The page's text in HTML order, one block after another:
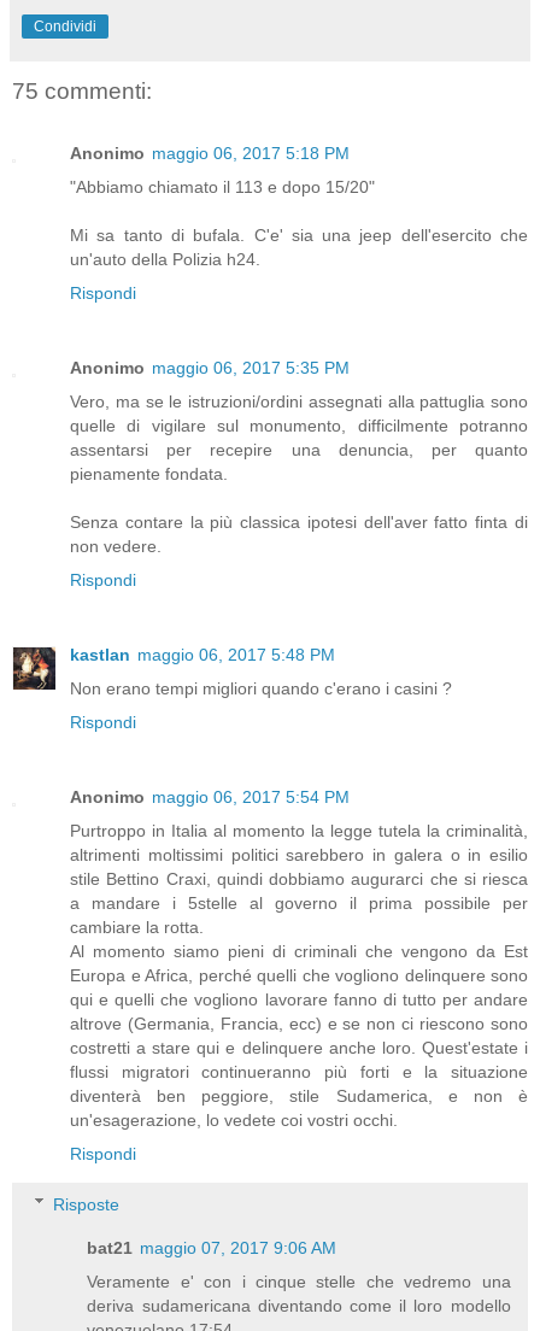
Condividi
75 commenti:
Anonimo maggio 06, 2017 5:18 PM
"Abbiamo chiamato il 113 e dopo 15/20"
Mi sa tanto di bufala. C'e' sia una jeep dell'esercito che
un'auto della Polizia h24.
Rispondi
Anonimo maggio 06, 2017 5:35 PM
Vero, ma se le istruzioni/ordini assegnati alla pattuglia sono
quelle di vigilare sul monumento, difficilmente potranno
assentarsi per recepire una denuncia, per quanto
pienamente fondata.
Senza contare la più classica ipotesi dell'aver fatto finta di
non vedere.
Rispondi
kastlan maggio 06, 2017 5:48 PM
Non erano tempi migliori quando c'erano i casini ?
Rispondi
Anonimo maggio 06, 2017 5:54 PM
Purtroppo in Italia al momento la legge tutela la criminalità,
altrimenti moltissimi politici sarebbero in galera o in esilio
stile Bettino Craxi, quindi dobbiamo augurarci che si riesca
a mandare i 5stelle al governo il prima possibile per
cambiare la rotta.
Al momento siamo pieni di criminali che vengono da Est
Europa e Africa, perché quelli che vogliono delinquere sono
qui e quelli che vogliono lavorare fanno di tutto per andare
altrove (Germania, Francia, ecc) e se non ci riescono sono
costretti a stare qui e delinquere anche loro. Quest'estate i
flussi migratori continueranno più forti e la situazione
diventerà ben peggiore, stile Sudamerica, e non è
un'esagerazione, lo vedete coi vostri occhi.
Rispondi
Risposte
bat21 maggio 07, 2017 9:06 AM
Veramente e' con i cinque stelle che vedremo una
deriva sudamericana diventando come il loro modello